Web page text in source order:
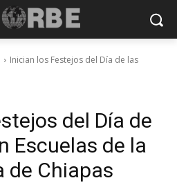
Inician los Festejos del Día de las
del Día de
Escuelas de la
de Chiapas